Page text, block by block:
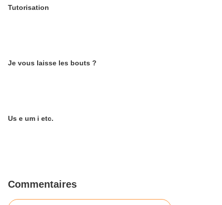
Tutorisation
Je vous laisse les bouts ?
Us e um i etc.
Commentaires